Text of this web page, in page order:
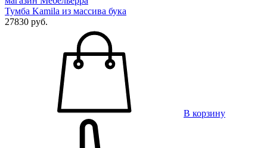
Тумба Kamila из массива бука
27830 руб.
В корзину